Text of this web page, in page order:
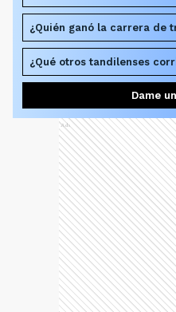
¿Quién ganó la carrera de
¿Qué otros tandilenses
Dame
Ads